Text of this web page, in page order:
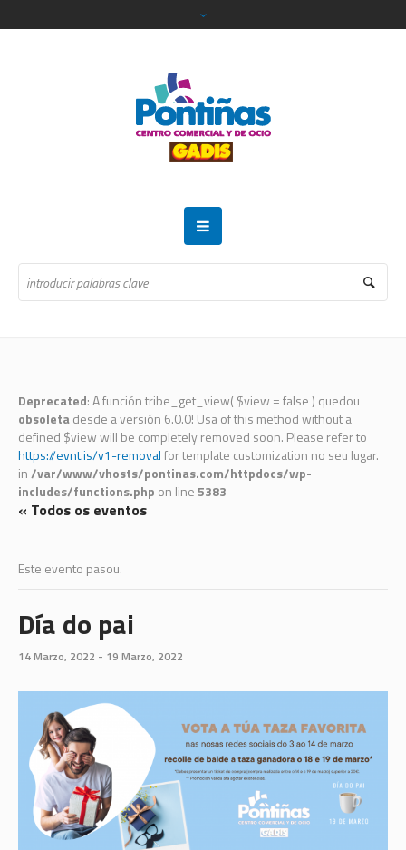
Deprecated: A función tribe_get_view( $view = false ) quedou
obsoletadesde a versión 6.0.0! Usa of this method without a
defined $view will be completely removed soon. Please refer to
https://evnt.is/v1-removalfor template customization no seu lugar.
in/var/www/vhosts/pontinas.com/httpdocs/wp-
includes/functions.php on line5383
« Todos os eventos
Este evento pasou.
Día do pai
14 Marzo, 2022 - 19 Marzo, 2022